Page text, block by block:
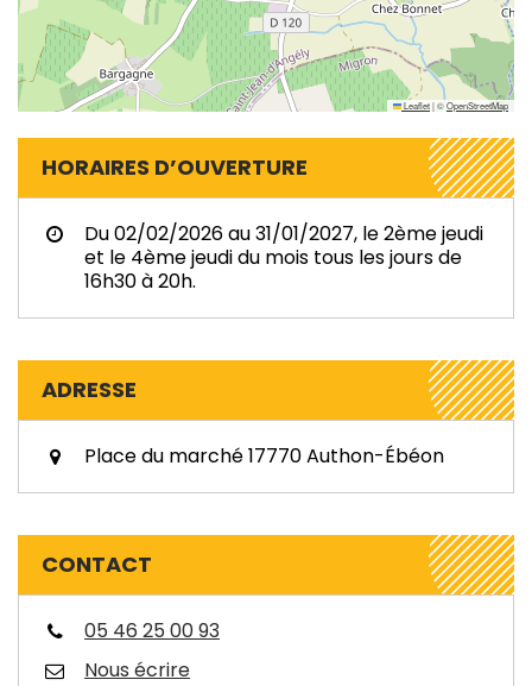
Leaflet|©OpenStreetMap
HORAIRES D’OUVERTURE
Du 02/02/2026 au 31/01/2027, le 2ème jeudi
et le 4ème jeudi du mois tous les jours de
16h30 à 20h.
ADRESSE
Place du marché17770 Authon-Ébéon
CONTACT
05 46 25 00 93
Nous écrire